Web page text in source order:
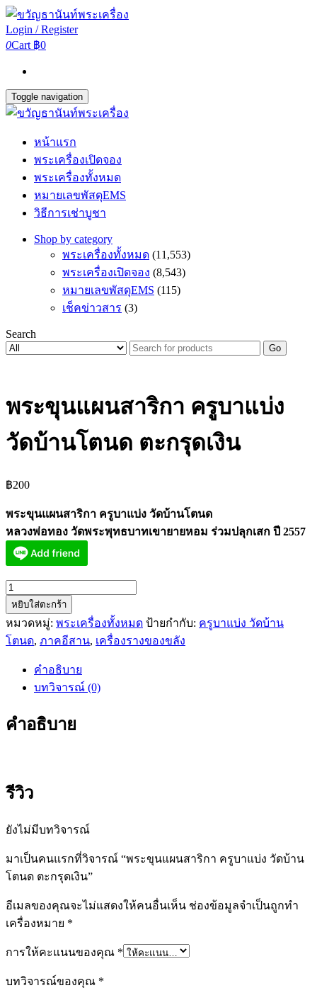
Login / Register
0Cart ฿0
Toggle navigation
หน้าแรก
พระเครื่องเปิดจอง
พระเครื่องทั้งหมด
หมายเลขพัสดุEMS
วิธีการเช่าบูชา
Shop by category
พระเครื่องทั้งหมด (11,553)
พระเครื่องเปิดจอง (8,543)
หมายเลขพัสดุEMS (115)
เช็คข่าวสาร (3)
Search
Go
พระขุนแผนสาริกา ครูบาแบ่ง
วัดบ้านโตนด ตะกรุดเงิน
฿200
พระขุนแผนสาริกา ครูบาแบ่ง วัดบ้านโตนด
หลวงพ่อทอง วัดพระพุทธบาทเขายายหอม ร่วมปลุกเสก ปี 2557
จำนวน
พระ
ขุนแผน
สา
บ้าน
เงิน
ชิ้น
หยิบใส่ตะกร้า
หมวดหมู่: พระเครื่องทั้งหมด ป้ายกำกับ: ครูบาแบ่ง วัดบ้าน
โตนด, ภาคอีสาน, เครื่องรางของขลัง
คำอธิบาย
บทวิจารณ์ (0)
คำอธิบาย
รีวิว
ยังไม่มีบทวิจารณ์
มาเป็นคนแรกที่วิจารณ์ “พระขุนแผนสาริกา ครูบาแบ่ง วัดบ้าน
โตนด ตะกรุดเงิน”
อีเมลของคุณจะไม่แสดงให้คนอื่นเห็น ช่องข้อมูลจำเป็นถูกทำ
เครื่องหมาย *
การให้คะแนนของคุณ *
บทวิจารณ์ของคุณ *